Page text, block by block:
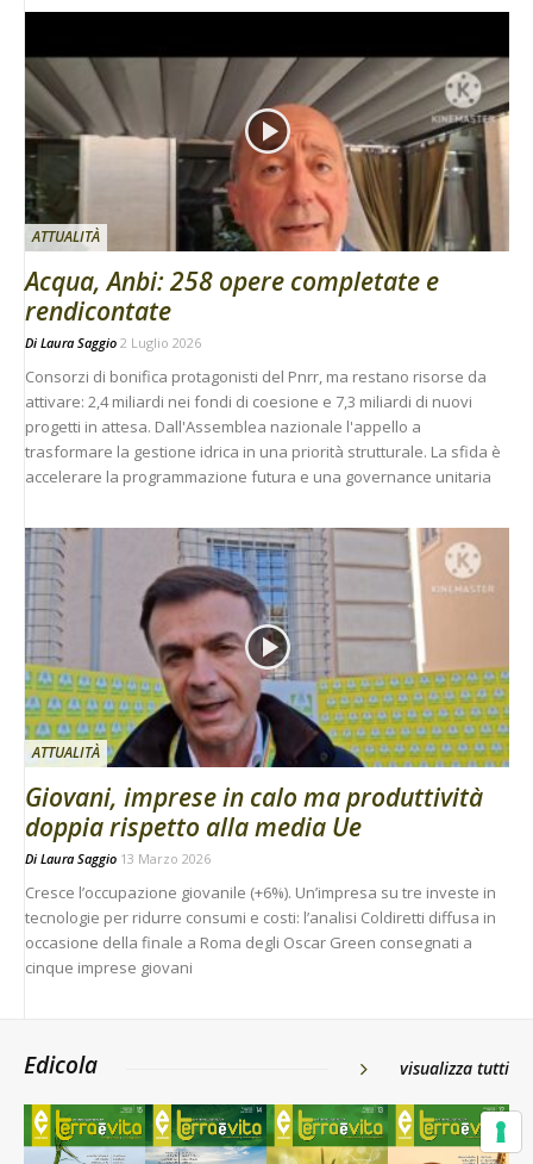
ATTUALITÀ
Acqua, Anbi: 258 opere completate e
rendicontate
Di Laura Saggio 2 Luglio 2026
Consorzi di bonifica protagonisti del Pnrr, ma restano risorse da
attivare: 2,4 miliardi nei fondi di coesione e 7,3 miliardi di nuovi
progetti in attesa. Dall'Assemblea nazionale l'appello a
trasformare la gestione idrica in una priorità strutturale. La sfida è
accelerare la programmazione futura e una governance unitaria
ATTUALITÀ
Giovani, imprese in calo ma produttività
doppia rispetto alla media Ue
Di Laura Saggio 13 Marzo 2026
Cresce l’occupazione giovanile (+6%). Un’impresa su tre investe in
tecnologie per ridurre consumi e costi: l’analisi Coldiretti diffusa in
occasione della finale a Roma degli Oscar Green consegnati a
cinque imprese giovani
Edicola visualizza tutti